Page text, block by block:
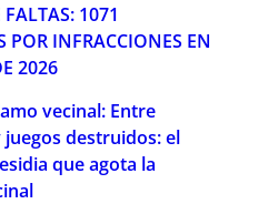
1071
POR INFRACCIONES EN
2026
vecinal: Entre
juegos destruidos: el
que agota la